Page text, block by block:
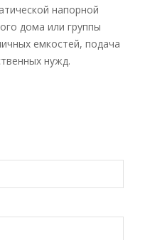
напорной
дома или группы
емкостей, подача
нужд.